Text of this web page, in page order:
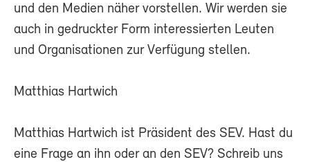
und den Medien näher vorstellen. Wir werden sie
auch in gedruckter Form interessierten Leuten
und Organisationen zur Verfügung stellen.
Matthias Hartwich
Matthias Hartwich ist Präsident des SEV. Hast du
eine Frage an ihn oder an den SEV? Schreib uns